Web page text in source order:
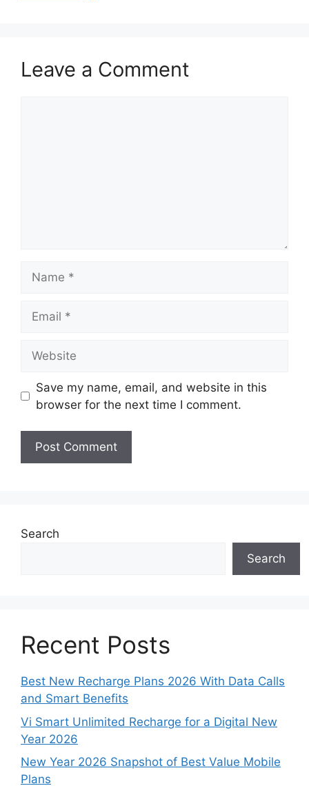
Leave a Comment
Save my name, email, and website in this
browser for the next time I comment.
Search
Search
Recent Posts
Best New Recharge Plans 2026 With Data Calls
and Smart Benefits
Vi Smart Unlimited Recharge for a Digital New
Year 2026
New Year 2026 Snapshot of Best Value Mobile
Plans